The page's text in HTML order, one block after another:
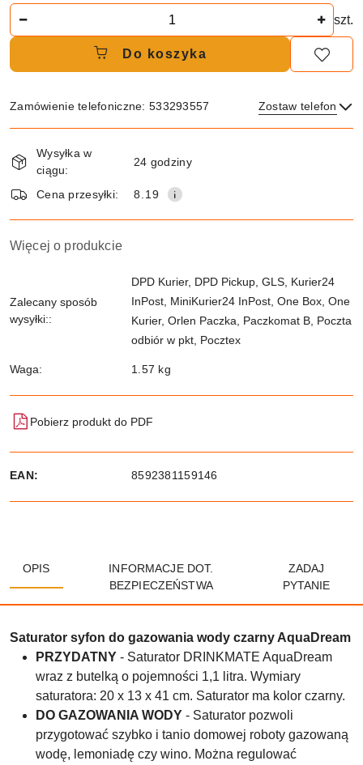
szt.
Do koszyka
Zamówienie telefoniczne: 533293557 Zostaw telefon
i
dostawa
Wysyłka w
ciągu:
24 godziny
Cena przesyłki: 8.19
Więcej o produkcie
Zalecany sposób
wysyłki::
DPD Kurier, DPD Pickup, GLS, Kurier24
InPost, MiniKurier24 InPost, One Box, One
Kurier, Orlen Paczka, Paczkomat B, Poczta
odbiór w pkt, Pocztex
Waga: 1.57 kg
Pobierz produkt do PDF
EAN: 8592381159146
OPIS
INFORMACJE DOT.
BEZPIECZEŃSTWA
ZADAJ
PYTANIE
Saturator syfon do gazowania wody czarny AquaDream
PRZYDATNY - Saturator DRINKMATE AquaDream
wraz z butelką o pojemności 1,1 litra. Wymiary
saturatora: 20 x 13 x 41 cm. Saturator ma kolor czarny.
DO GAZOWANIA WODY - Saturator pozwoli
przygotować szybko i tanio domowej roboty gazowaną
wodę, lemoniadę czy wino. Można regulować